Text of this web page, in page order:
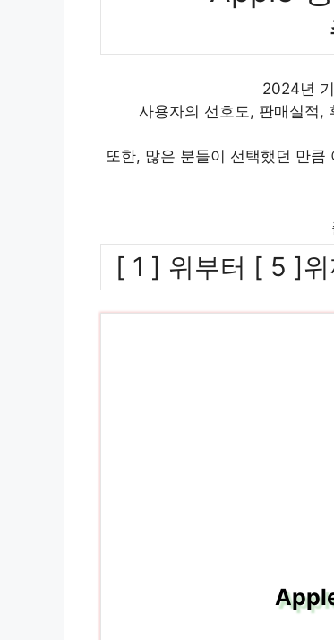
2024년
사용자의 선호도, 판매실적,
또한, 많은 분들이 선택했던 만
[ 1 ] 위부터 [ 5 ]